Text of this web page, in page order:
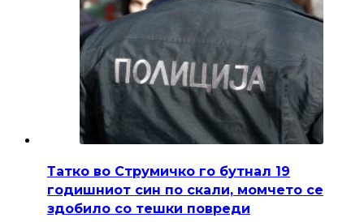
Татко во Струмичко го бутнал 19
годишниот син по скали, момчето се
здобило со тешки повреди